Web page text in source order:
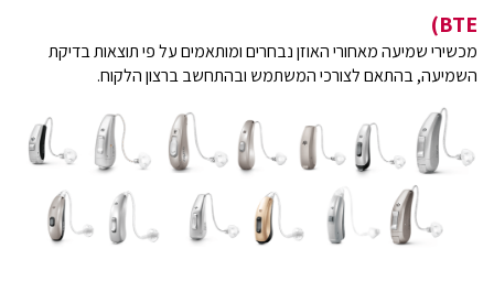
BTE)
מכשירי שמיעה מאחורי האוזן נבחרים ומותאמים על פי תוצאות בדיקת
השמיעה, בהתאם לצורכי המשתמש ובהתחשב ברצון הלקוח.